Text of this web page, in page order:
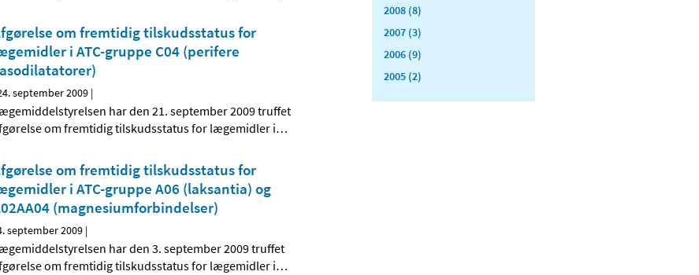
om fremtidig tilskudsstatus for
i ATC-gruppe C04 (perifere
september 2009 |
har den 21. september 2009 truffet
om fremtidig tilskudsstatus for lægemidler i…
om fremtidig tilskudsstatus for
i ATC-gruppe A06 (laksantia) og
(magnesiumforbindelser)
september 2009 |
har den 3. september 2009 truffet
om fremtidig tilskudsstatus for lægemidler i…
2008 (8)
2007 (3)
2006 (9)
2005 (2)